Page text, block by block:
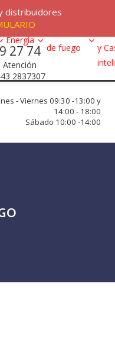
Energía
de fuego
y
27 74
Atención
2837307
- Viernes 09:30 -13:00 y
14:00 - 18:00
Sábado 10:00 -14:00
distribuidores